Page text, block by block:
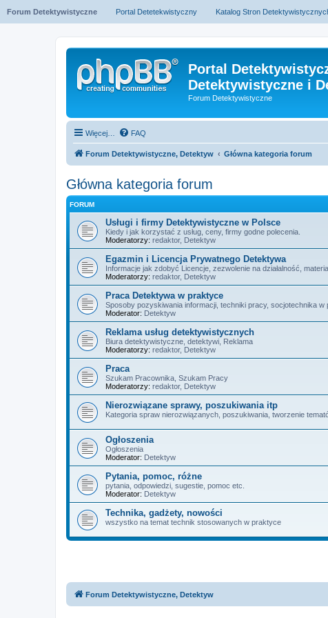
Forum Detektywistyczne Portal Detetekwistyczny Katalog Stron
Portal
Detektywistyczne i
Forum Detektywistyczne
Więcej… FAQ
Forum Detektywistyczne, Detektyw Główna kategoria forum
Główna kategoria forum
FORUM
Usługi i firmy Detektywistyczne w Polsce
Kiedy i jak korzystać z usług, ceny, firmy godne polecenia.
Moderatorzy: redaktor, Detektyw
Egazmin i Licencja Prywatnego Detektywa
Informacje jak zdobyć Licencje, zezwolenie na działalność,
Moderatorzy: redaktor, Detektyw
Praca Detektywa w praktyce
Sposoby pozyskiwania informacji, techniki pracy, socjotechnika w
Moderator: Detektyw
Reklama usług detektywistycznych
Biura detektywistyczne, detektywi, Reklama
Moderatorzy: redaktor, Detektyw
Praca
Szukam Pracownika, Szukam Pracy
Moderatorzy: redaktor, Detektyw
Nierozwiązane sprawy, poszukiwania itp
Kategoria spraw nierozwiązanych, poszukiwania, tworzenie
Ogłoszenia
Ogłoszenia
Moderator: Detektyw
Pytania, pomoc, różne
pytania, odpowiedzi, sugestie, pomoc etc.
Moderator: Detektyw
Technika, gadżety, nowości
wszystko na temat technik stosowanych w praktyce
Forum Detektywistyczne, Detektyw